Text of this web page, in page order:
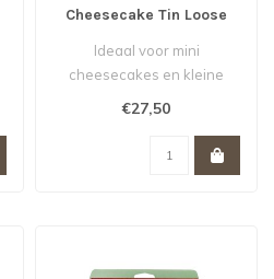
Cheesecake Tin Loose
Ideaal voor mini
cheesecakes en kleine
€27,50